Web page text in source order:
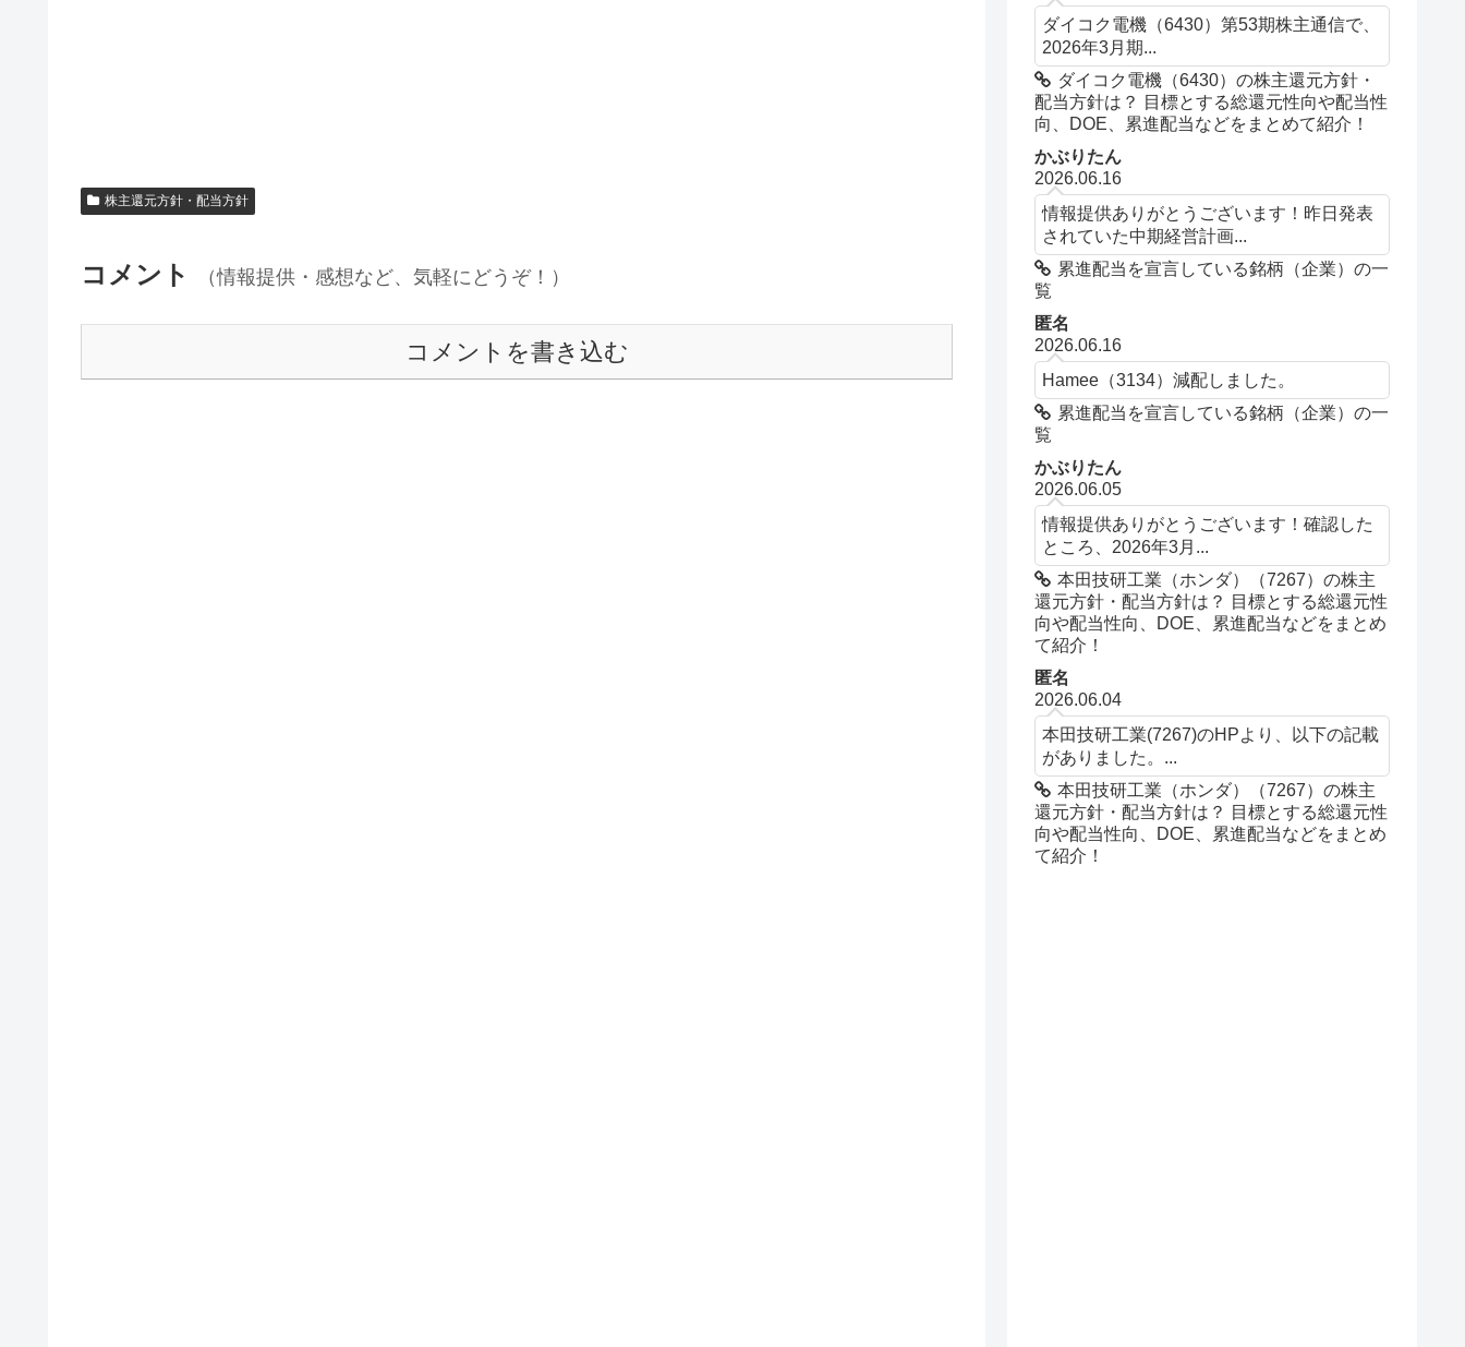
株主還元方針・配当方針
コメント （情報提供・感想など、気軽にどうぞ！）
コメントを書き込む
ダイコク電機（6430）第53期株主通信で、
2026年3月期...
ダイコク電機（6430）の株主還元方針・
配当方針は？ 目標とする総還元性向や配当性
向、DOE、累進配当などをまとめて紹介！
かぶりたん
2026.06.16
情報提供ありがとうございます！昨日発表
されていた中期経営計画...
累進配当を宣言している銘柄（企業）の一
覧
匿名
2026.06.16
Hamee（3134）減配しました。
累進配当を宣言している銘柄（企業）の一
覧
かぶりたん
2026.06.05
情報提供ありがとうございます！確認した
ところ、2026年3月...
本田技研工業（ホンダ）（7267）の株主
還元方針・配当方針は？ 目標とする総還元性
向や配当性向、DOE、累進配当などをまとめ
て紹介！
匿名
2026.06.04
本田技研工業(7267)のHPより、以下の記載
がありました。...
本田技研工業（ホンダ）（7267）の株主
還元方針・配当方針は？ 目標とする総還元性
向や配当性向、DOE、累進配当などをまとめ
て紹介！